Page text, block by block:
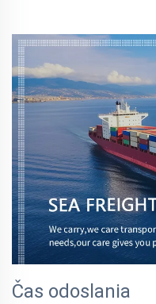
Čas odoslania